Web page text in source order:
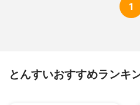
1
とんすいおすすめランキ